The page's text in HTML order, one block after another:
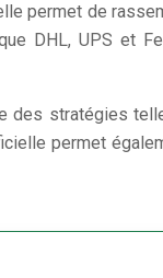
permet de
DHL, UPS et
stratégies
permet